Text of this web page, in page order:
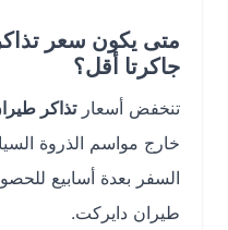
متى يكون سعر تذاكر
جاكرتا أقل؟
تنخفض أسعارتذاكر طيران من
خارج مواسم الذروة
السفر بعدة أسابيع للحصول
طيران دايركت.